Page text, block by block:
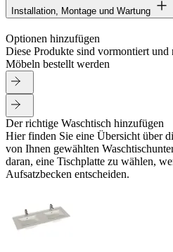
Installation, Montage und Wartung
Optionen hinzufügen
Diese Produkte sind vormontiert und
Möbeln bestellt werden
Der richtige Waschtisch hinzufügen
Hier finden Sie eine Übersicht über
von Ihnen gewählten
daran, eine Tischplatte zu wählen,
Aufsatzbecken entscheiden.